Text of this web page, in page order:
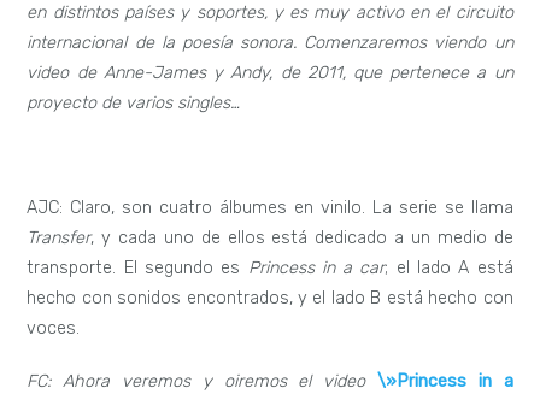
en distintos países y soportes, y es muy activo en el circuito
internacional de la poesía sonora. Comenzaremos viendo un
video de Anne-James y Andy, de 2011, que pertenece a un
proyecto de varios singles…
AJC: Claro, son cuatro álbumes en vinilo. La serie se llama
Transfer, y cada uno de ellos está dedicado a un medio de
transporte. El segundo es Princess in a car; el lado A está
hecho con sonidos encontrados, y el lado B está hecho con
voces.
FC: Ahora veremos y oiremos el video \»Princess in a